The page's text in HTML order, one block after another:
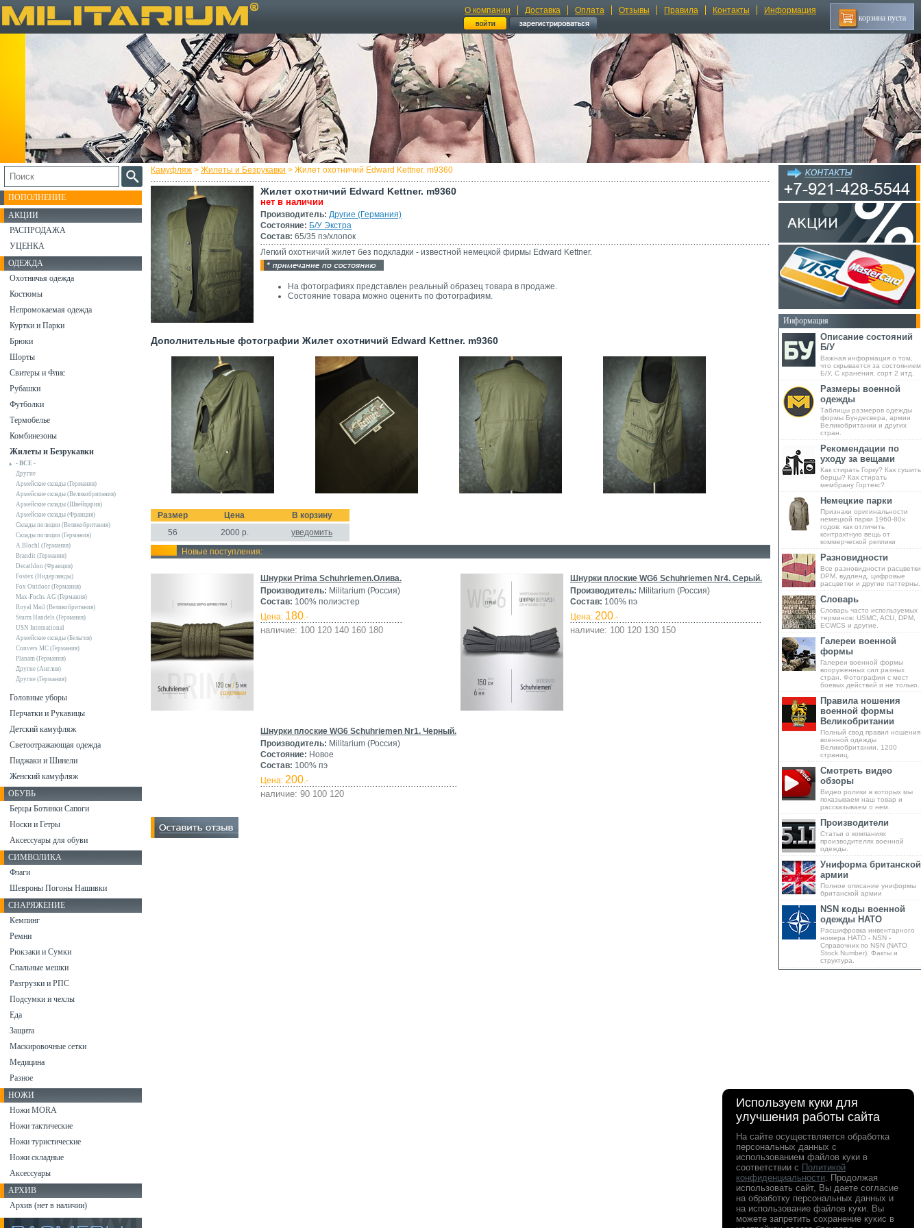
О компании Доставка Оплата Отзывы Правила Контакты Информация
корзина пуста
Камуфляж > Жилеты и Безрукавки > Жилет охотничий Edward Kettner. m9360
Жилет охотничий Edward Kettner. m9360
нет в наличии
Производитель: Другие (Германия)
Состояние: Б/У Экстра
Состав: 65/35 пэ/хлопок
Легкий охотничий жилет без подкладки - известной немецкой фирмы Edward Kettner.
На фотографиях представлен реальный образец товара в продаже.
Состояние товара можно оценить по фотографиям.
Дополнительные фотографии Жилет охотничий Edward Kettner. m9360
Размер Цена
В корзину
56
2000р.
уведомить
Новые поступления:
Шнурки Prima Schuhriemen.Олива.
Производитель: Militarium (Россия)
Состав: 100% полиэстер
Цена: 180.-
наличие: 100 120 140 160 180
Шнурки плоские WG6 Schuhriemen Nr4. Серый.
Производитель: Militarium (Россия)
Состав: 100% пэ
Цена: 200.-
наличие: 100 120 130 150
Шнурки плоские WG6 Schuhriemen Nr1. Черный.
Производитель: Militarium (Россия)
Состояние: Новое
Состав: 100% пэ
Цена: 200.-
наличие: 90 100 120
ПОПОЛНЕНИЕ
АКЦИИ
РАСПРОДАЖА
УЦЕНКА
ОДЕЖДА
Охотничья одежда
Костюмы
Непромокаемая одежда
Куртки и Парки
Брюки
Шорты
Свитеры и Флис
Рубашки
Футболки
Термобелье
Комбинезоны
Жилеты и Безрукавки
- ВСЕ -
Другие
Армейские склады (Германия)
Армейские склады (Великобритания)
Армейские склады (Швейцария)
Армейские склады (Франция)
Склады полиции (Великобритания)
Склады полиции (Германия)
A.Blochl (Германия)
Brandit (Германия)
Decathlon (Франция)
Fostex (Нидерланды)
Fox Outdoor (Германия)
Max-Fuchs AG (Германия)
Royal Mail (Великобритания)
Sturm Handels (Германия)
USN International
Армейские склады (Бельгия)
Convers MC (Германия)
Planam (Германия)
Другие (Англия)
Другие (Германия)
Головные уборы
Перчатки и Рукавицы
Детский камуфляж
Светоотражающая одежда
Пиджаки и Шинели
Женский камуфляж
ОБУВЬ
Берцы Ботинки Сапоги
Носки и Гетры
Аксессуары для обуви
СИМВОЛИКА
Флаги
Шевроны Погоны Нашивки
СНАРЯЖЕНИЕ
Кемпинг
Ремни
Рюкзаки и Сумки
Спальные мешки
Разгрузки и РПС
Подсумки и чехлы
Еда
Защита
Маскировочные сетки
Медицина
Разное
НОЖИ
Ножи MORA
Ножи тактические
Ножи туристические
Ножи складные
Аксессуары
АРХИВ
Архив (нет в наличии)
Информация
Описание состояний
Б/У
Важная информация о том,
что скрывается за состоянием
Б/У, С хранения, сорт 2 итд.
Размеры военной
одежды
Таблицы размеров одежды
формы Бундесвера, армии
Великобритании и других
стран.
Рекомендации по
уходу за вещами
Как стирать Горку? Как сушить
берцы? Как стирать
мембрану Гортекс?
Немецкие парки
Признаки оригинальности
немецкой парки 1960-80х
годов: как отличить
контрактную вещь от
коммерческой реплики
Разновидности
Все разновидности расцветки
DPM, вудленд, цифровые
расцветки и другие паттерны.
Словарь
Словарь часто используемых
терминов: USMC, ACU, DPM,
ECWCS и другие.
Галереи военной
формы
Галереи военной формы
вооруженных сил разных
стран. Фотографии с мест
боевых действий и не только.
Правила ношения
военной формы
Великобритании
Полный свод правил ношения
военной одежды
Великобритании. 1200
страниц.
Смотреть видео
обзоры
Видео ролики в которых мы
показываем наш товар и
рассказываем о нем.
Производители
Статьи о компаниях
производителях военной
одежды.
Униформа британской
армии
Полное описание униформы
британской армии
NSN коды военной
одежды НАТО
Расшифровка инвентарного
номера НАТО - NSN -
Справочник по NSN (NATO
Stock Number). Факты и
структура.
Используем куки для
улучшения работы сайта
На сайте осуществляется обработка
персональных данных с
использованием файлов куки в
соответствии с Политикой
конфиденциальности. Продолжая
использовать сайт, Вы даете согласие
на обработку персональных данных и
на использование файлов куки. Вы
можете запретить сохранение кукис в